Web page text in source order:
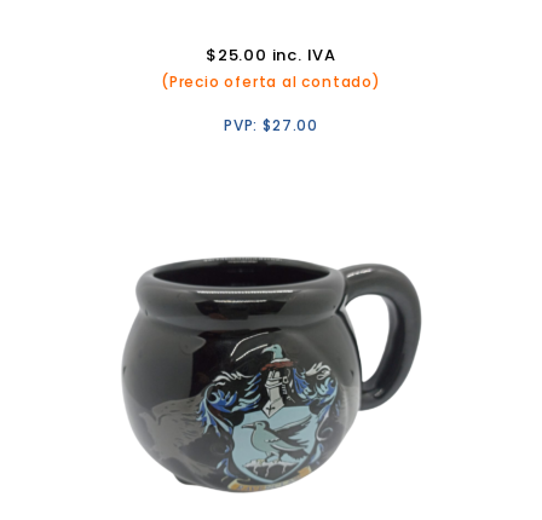
$25.00 inc. IVA
(Precio oferta al contado)
PVP:$27.00